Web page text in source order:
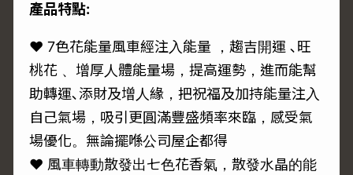
產品特點:
♥ 7色花能量風車經注入能量 ，趨吉開運 ､旺
桃花 、增厚人體能量場，提高運勢，進而能幫
助轉運､添財及增人緣，把祝福及加持能量注入
自己氣場，吸引更圓滿豐盛頻率來臨，感受氣
場優化。無論擺喺公司屋企都得
♥ 風車轉動散發出七色花香氣，散發水晶的能